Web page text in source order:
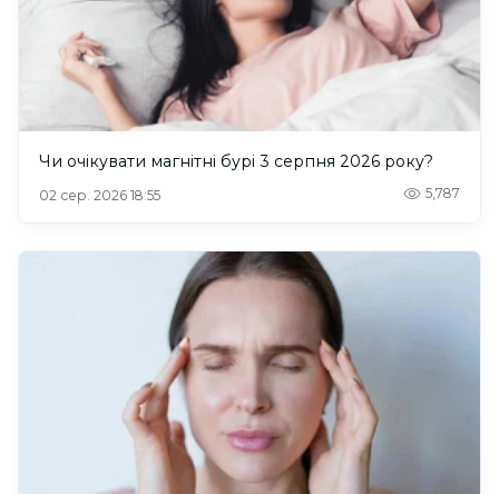
Чи очікувати магнітні бурі 3 серпня 2026 року?
02 сер. 2026 18:55 5,787